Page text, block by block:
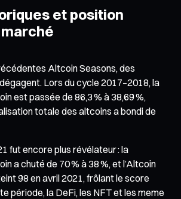
et position
Altcoin Seasons, des
Lors du cycle 2017–2018, la
est passée de 86,3 % à 38,69 %,
totale des altcoins a bondi de
fut encore plus révélateur : la
a chuté de 70 % à 38 %, et l’Altcoin
98 en avril 2021, frôlant le score
période, la DeFi, les NFT et les meme